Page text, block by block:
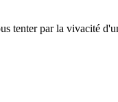
tenter par la vivacité